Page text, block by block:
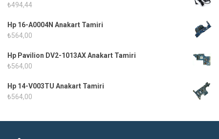
₺494,44
Hp 16-A0004N Anakart Tamiri
₺564,00
Hp Pavilion DV2-1013AX Anakart Tamiri
₺564,00
Hp 14-V003TU Anakart Tamiri
₺564,00